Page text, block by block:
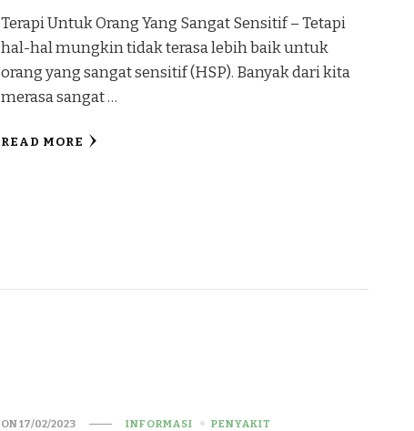
Terapi Untuk Orang Yang Sangat Sensitif – Tetapi
hal-hal mungkin tidak terasa lebih baik untuk
orang yang sangat sensitif (HSP). Banyak dari kita
merasa sangat …
READ MORE
ON17/02/2023 INFORMASI PENYAKIT